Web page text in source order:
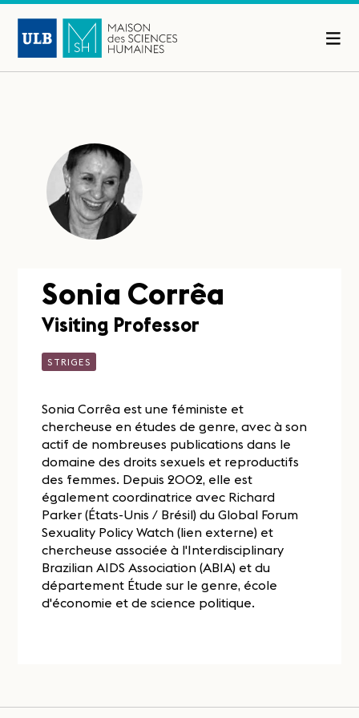
Sonia Corrêa
Visiting Professor
STRIGES
Sonia Corrêa est une féministe et
chercheuse en études de genre, avec à son
actif de nombreuses publications dans le
domaine des droits sexuels et reproductifs
des femmes. Depuis 2002, elle est
également coordinatrice avec Richard
Parker (États-Unis / Brésil) du Global Forum
Sexuality Policy Watch (lien externe) et
chercheuse associée à l'Interdisciplinary
Brazilian AIDS Association (ABIA) et du
département Étude sur le genre, école
d'économie et de science politique.